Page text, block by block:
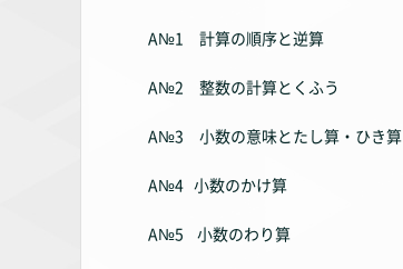
A№1 計算の順序と逆算
A№2 整数の計算とくふう
A№3 小数の意味とたし算・ひき算
A№4 小数のかけ算
A№5 小数のわり算